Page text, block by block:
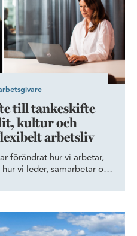
till tankeskifte
kultur och
arbetsliv
förändrat hur vi arbetar,
vi leder, samarbetar och
och starka
organisationer är de
samarbete och
och dansar vidare i Dockan